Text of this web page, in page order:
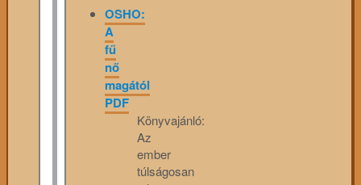
OSHO:
A
fű
nő
magától
PDF
Könyvajánló:
Az
ember
túlságosan